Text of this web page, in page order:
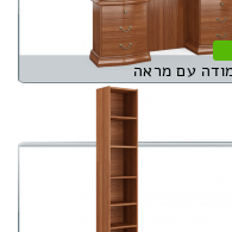
עם מראה